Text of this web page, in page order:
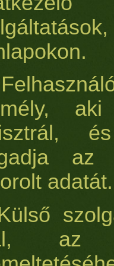
az
adatát.
az